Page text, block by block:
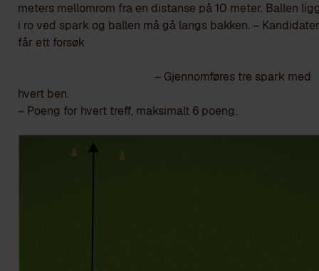
meters mellomrom fra en distanse på 10 meter. Ballen
i ro ved spark og ballen må gå langs bakken. –
får ett
– Gjennomføres tre spark med
hvert ben.
– Poeng for hvert treff, maksimalt 6 poeng.